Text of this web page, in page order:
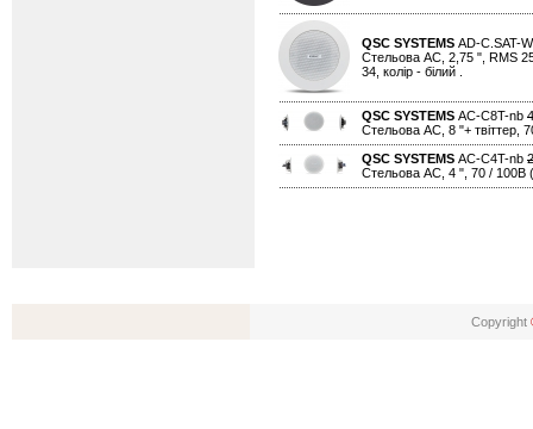
QSC SYSTEMS AD-C.SAT-
Стельова АС, 2,75 ", RMS
34, колір - білий .
QSC SYSTEMS AC-C8T-nb
Стельова АС, 8 "+ твіттер,
QSC SYSTEMS AC-C4T-nb
Стельова АС, 4 ", 70 / 100В
Copyright